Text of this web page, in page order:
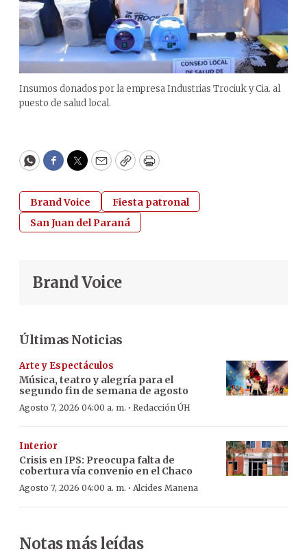
Insumos donados por la empresa Industrias Trociuk y Cia. al
puesto de salud local.
WhatsApp
Facebook
Twitter
EmailCopyPrint
Brand Voice
Fiesta patronal
San Juan del Paraná
Brand Voice
Últimas Noticias
Arte y Espectáculos
Música, teatro y alegría para el
segundo fin de semana de agosto
Agosto 7, 2026 04:00 a. m. · Redacción ÚH
Interior
Crisis en IPS: Preocupa falta de
cobertura vía convenio en el Chaco
Agosto 7, 2026 04:00 a. m. · Alcides Manena
Notas más leídas